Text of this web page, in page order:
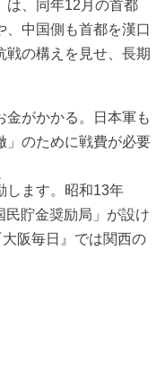
は、同年12月の首都
、中国側も首都を漢口
戦の構えを見せ、長期
金がかかる。日本軍も
」のために戦費が必要
します。昭和13年
民貯金奨励局」が設け
阪毎日』では関西の